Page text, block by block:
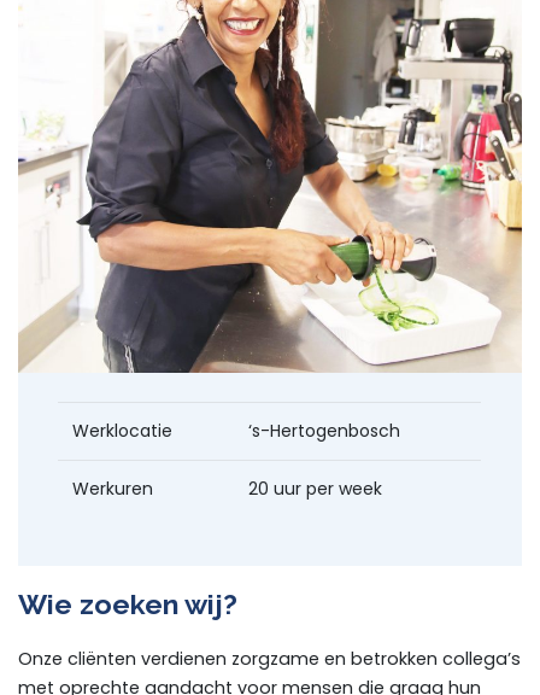
Werklocatie ‘s-Hertogenbosch
Werkuren 20 uur per week
Wie zoeken wij?
Onze cliënten verdienen zorgzame en betrokken collega’s
met oprechte aandacht voor mensen die graag hun